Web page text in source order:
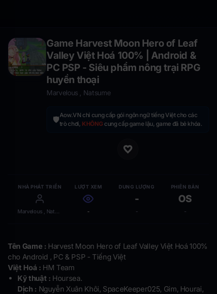
Game Harvest Moon Hero of Leaf
Valley Việt Hoá 100% | Android &
PC PSP - Siêu phẩm nông trại RPG
huyền thoại
Marvelous , Natsume
🛡️Aow.VN chỉ cung cấp gói ngôn ngữ tiếng Việt cho các
trò chơi, KHÔNGcung cấp game lậu, game đã bẻ khóa.
NHÀ PHÁT TRIỂN LƯỢT XEM
-
DUNG LƯỢNG
-
-
PHIÊN BẢN
OS
-
Tên Game : Harvest Moon Hero of Leaf Valley Việt Hoá 100%
cho Android , PC & PSP - Tiếng Việt
Việt Hoá : HM Team
Kỹ thuật : Hoursea.
Dịch : Nguyễn Xuân Khôi, SpaceKeeper025, Gim, Hourai,